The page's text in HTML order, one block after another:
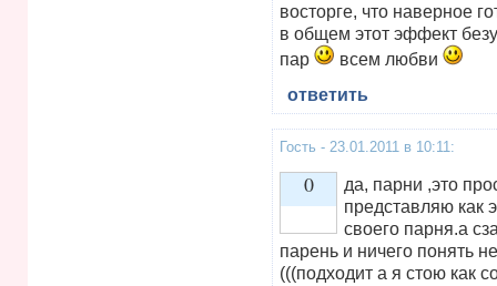
восторге, что наверное
в общем этот эффект
пар
всем любви
ответить
Гость - 23.01.2011 в 10:11:
0
да, парни ,это
представляю как
своего парня.а
парень и ничего понять
(((подходит а я стою как